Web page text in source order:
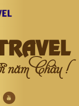
năm Châu !